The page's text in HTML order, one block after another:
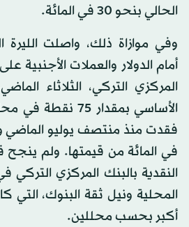
الحالي بنحو 30 في المائة.
وفي موازاة ذلك، واصلت الليرة
أمام الدولار والعملات الأجنبية
المركزي التركي، الثلاثاء
الأساسي بمقدار 75
في المائة من قيمتها. ولم
النقدية بالبنك المركزي
المحلية ونيل ثقة البنوك،
أكبر بحسب محللين.